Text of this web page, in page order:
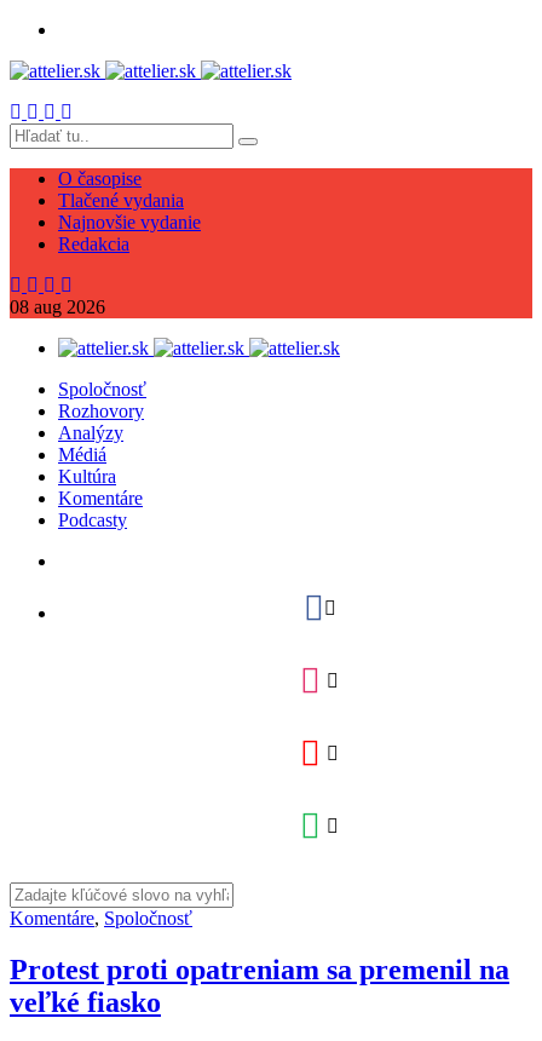
O časopise
Tlačené vydania
Najnovšie vydanie
Redakcia
08 aug 2026
Spoločnosť
Rozhovory
Analýzy
Médiá
Kultúra
Komentáre
Podcasty
Komentáre, Spoločnosť
Protest proti opatreniam sa premenil na
veľké fiasko